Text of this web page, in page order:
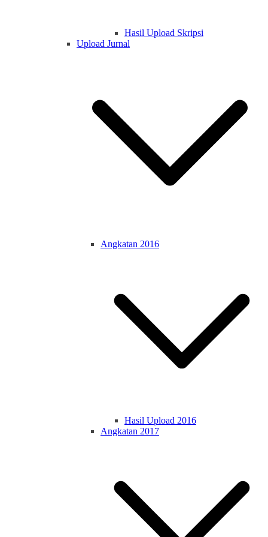
Hasil Upload Skripsi
Upload Jurnal
Angkatan 2016
Hasil Upload 2016
Angkatan 2017